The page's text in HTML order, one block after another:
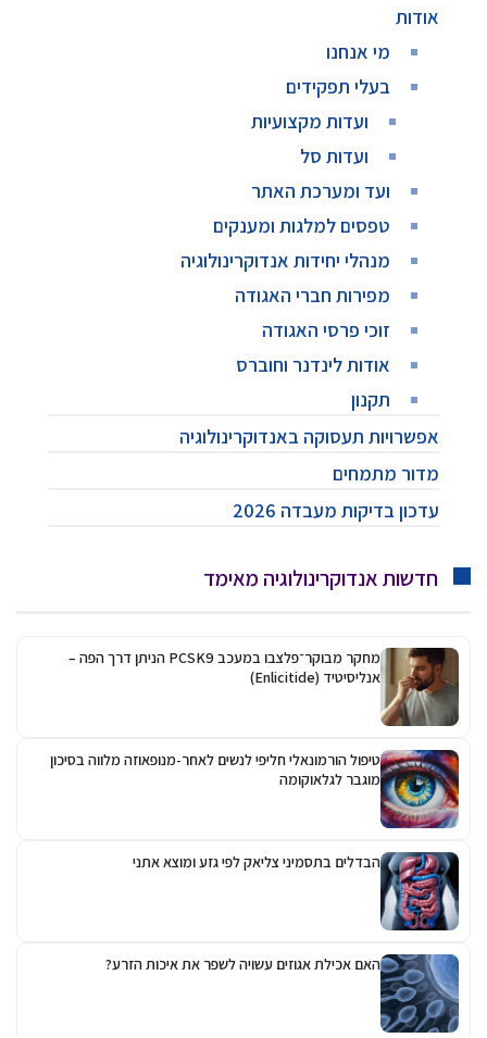
אודות
מי אנחנו
בעלי תפקידים
ועדות מקצועיות
ועדות סל
ועד ומערכת האתר
טפסים למלגות ומענקים
מנהלי יחידות אנדוקרינולוגיה
מפירות חברי האגודה
זוכי פרסי האגודה
אודות לינדנר וחוברס
תקנון
אפשרויות תעסוקה באנדוקרינולוגיה
מדור מתמחים
עדכון בדיקות מעבדה 2026
חדשות אנדוקרינולוגיה מאימד
מחקר מבוקר־פלצבו במעכב PCSK9 הניתן דרך הפה –
אנליסיטיד (Enlicitide)
טיפול הורמונאלי חליפי לנשים לאחר-מנופאוזה מלווה בסיכון
מוגבר לגלאוקומה
הבדלים בתסמיני צליאק לפי גזע ומוצא אתני
האם אכילת אגוזים עשויה לשפר את איכות הזרע?